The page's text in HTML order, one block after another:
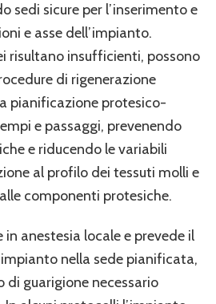
sedi sicure per l’inserimento e
e asse dell’impianto.
risultano insufficienti, possono
di rigenerazione
pianificazione protesico-
e passaggi, prevenendo
e riducendo le variabili
al profilo dei tessuti molli e
componenti protesiche.
in anestesia locale e prevede il
nella sede pianificata,
di guarigione necessario